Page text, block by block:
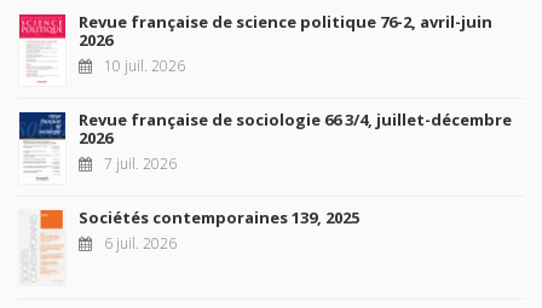
Revue française de science politique 76-2, avril-juin
2026
10 juil. 2026
Revue française de sociologie 66 3/4, juillet-décembre
2026
7 juil. 2026
Sociétés contemporaines 139, 2025
6 juil. 2026